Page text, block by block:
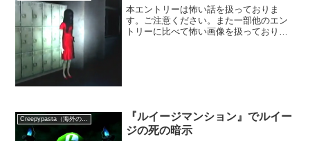
本エントリーは怖い話を扱っておりま
す。ご注意ください。また一部他のエン
トリーに比べて怖い画像を扱っておりま
Creepypasta（海外の都市伝説）
『ルイージマンション』でルイー
ジの死の暗示